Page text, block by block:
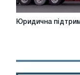
Юридична
міжнародний
Юридична